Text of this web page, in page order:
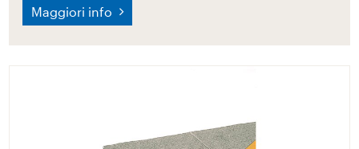
Maggiori info